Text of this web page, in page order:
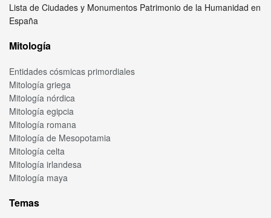
Lista de Ciudades y Monumentos Patrimonio de la Humanidad en
España
Mitología
Entidades cósmicas primordiales
Mitología griega
Mitología nórdica
Mitología egipcia
Mitología romana
Mitología de Mesopotamia
Mitología celta
Mitología irlandesa
Mitología maya
Temas